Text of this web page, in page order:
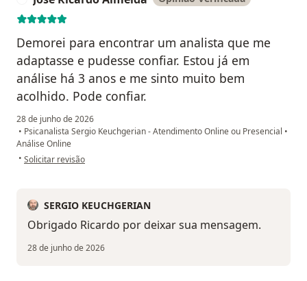
Demorei para encontrar um analista que me
adaptasse e pudesse confiar. Estou já em
análise há 3 anos e me sinto muito bem
acolhido. Pode confiar.
28 de junho de 2026
• Psicanalista Sergio Keuchgerian - Atendimento Online ou Presencial •
Análise Online
• na opinião do utilizador José Ricardo Almeida
Solicitar revisão
SERGIO KEUCHGERIAN
Obrigado Ricardo por deixar sua mensagem.
28 de junho de 2026